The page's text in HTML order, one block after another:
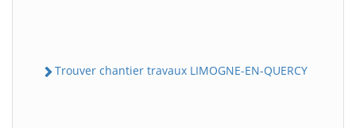
Trouver chantier travaux LIMOGNE-EN-QUERCY